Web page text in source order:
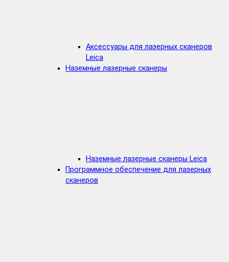
Аксессуары для лазерных сканеров
Leica
Наземные лазерные сканеры
Наземные лазерные сканеры Leica
Программное обеспечение для лазерных
сканеров